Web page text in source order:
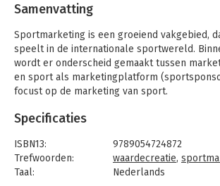
Samenvatting
Sportmarketing is een groeiend vakgebied,
speelt in de internationale sportwereld.
wordt er onderscheid gemaakt tussen
en sport als marketingplatform
focust op de marketing van sport.
Het boek is geheel herzien ten opzichte van
Het centrale model van deze editie is
speciaal ontwikkeld Sportmarketingcanvas,
sportmarketeer in ontwikkeling maar ook de
direct mee aan de slag kan. De verschillende
Specificaties
ISBN13:
9789054724872
Trefwoorden:
waardecreatie,
Taal:
Nederlands